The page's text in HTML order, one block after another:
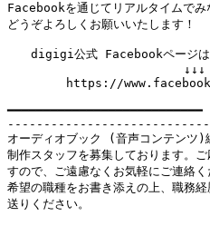
Facebookを通じてリアルタイムで
どうぞよろしくお願いいたします！
digigi公式 Facebookページは、
↓↓↓
https://
━━━━━━━━━━━━━━━━━━━━━━━━━━━
オーディオブック (音声コンテンツ)
制作スタッフを募集しております。
すので、ご遠慮なくお気軽にご連絡
希望の職種をお書き添えの上、職務
送りください。